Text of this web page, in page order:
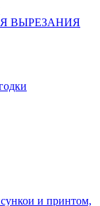
ВЫРЕЗАНИЯ
и принтом,